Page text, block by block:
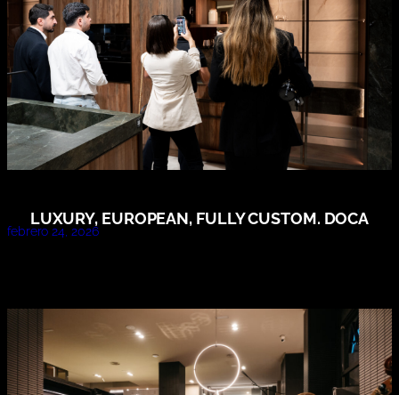
LUXURY, EUROPEAN, FULLY CUSTOM. DOCA
febrero 24, 2026